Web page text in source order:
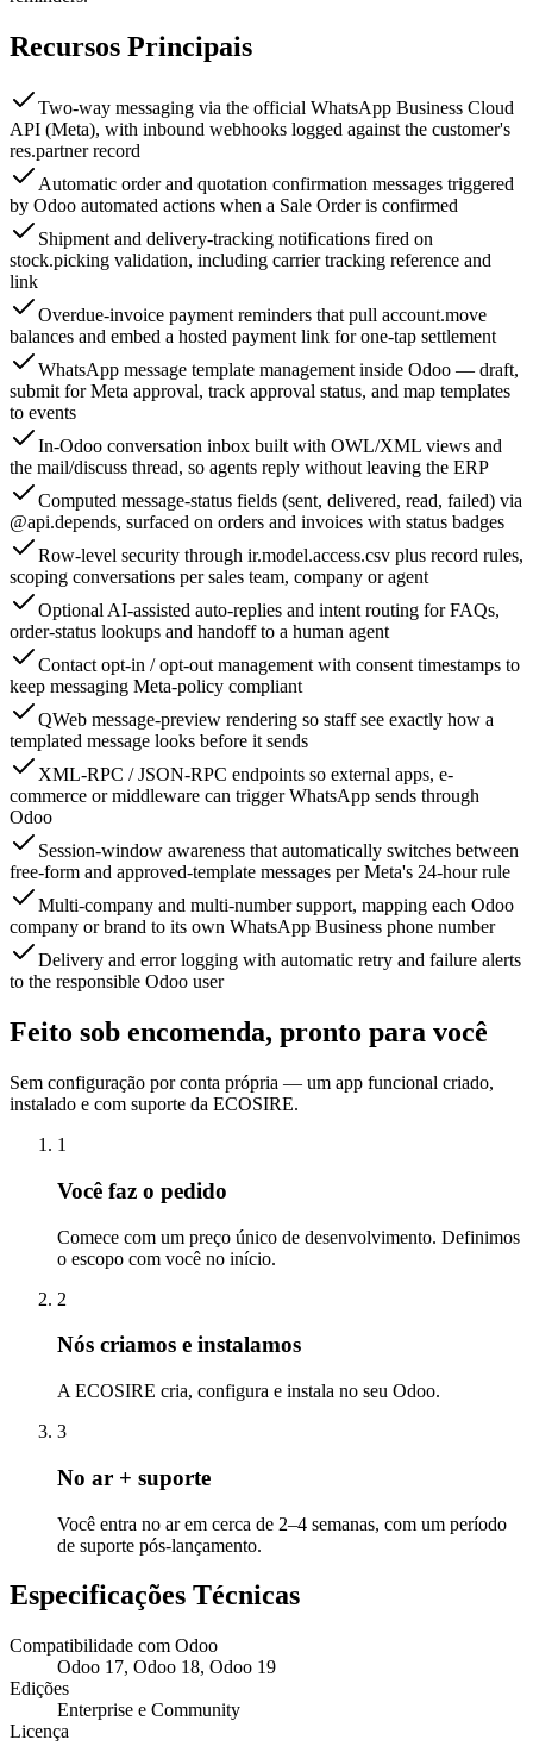
Recursos Principais
Two-way messaging via the official WhatsApp Business Cloud
API (Meta), with inbound webhooks logged against the customer's
res.partner record
Automatic order and quotation confirmation messages triggered
by Odoo automated actions when a Sale Order is confirmed
Shipment and delivery-tracking notifications fired on
stock.picking validation, including carrier tracking reference and
link
Overdue-invoice payment reminders that pull account.move
balances and embed a hosted payment link for one-tap settlement
WhatsApp message template management inside Odoo — draft,
submit for Meta approval, track approval status, and map templates
to events
In-Odoo conversation inbox built with OWL/XML views and
the mail/discuss thread, so agents reply without leaving the ERP
Computed message-status fields (sent, delivered, read, failed) via
@api.depends, surfaced on orders and invoices with status badges
Row-level security through ir.model.access.csv plus record rules,
scoping conversations per sales team, company or agent
Optional AI-assisted auto-replies and intent routing for FAQs,
order-status lookups and handoff to a human agent
Contact opt-in / opt-out management with consent timestamps to
keep messaging Meta-policy compliant
QWeb message-preview rendering so staff see exactly how a
templated message looks before it sends
XML-RPC / JSON-RPC endpoints so external apps, e-
commerce or middleware can trigger WhatsApp sends through
Odoo
Session-window awareness that automatically switches between
free-form and approved-template messages per Meta's 24-hour rule
Multi-company and multi-number support, mapping each Odoo
company or brand to its own WhatsApp Business phone number
Delivery and error logging with automatic retry and failure alerts
to the responsible Odoo user
Feito sob encomenda, pronto para você
Sem configuração por conta própria — um app funcional criado,
instalado e com suporte da ECOSIRE.
1
Você faz o pedido
Comece com um preço único de desenvolvimento. Definimos
o escopo com você no início.
2
Nós criamos e instalamos
A ECOSIRE cria, configura e instala no seu Odoo.
3
No ar + suporte
Você entra no ar em cerca de 2–4 semanas, com um período
de suporte pós-lançamento.
Especificações Técnicas
Compatibilidade com Odoo
Odoo 17, Odoo 18, Odoo 19
Edições
Enterprise e Community
Licença